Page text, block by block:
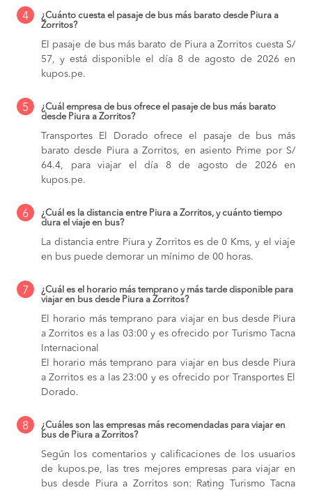
4
¿Cuánto cuesta el pasaje de bus más barato desde Piura a
Zorritos?
El pasaje de bus más barato de Piura a Zorritos cuesta S/
57, y está disponible el día 8 de agosto de 2026 en
kupos.pe.
5
¿Cuál empresa de bus ofrece el pasaje de bus más barato
desde Piura a Zorritos?
Transportes El Dorado ofrece el pasaje de bus más
barato desde Piura a Zorritos, en asiento Prime por S/
64.4, para viajar el día 8 de agosto de 2026 en
kupos.pe.
6
¿Cuál es la distancia entre Piura a Zorritos, y cuánto tiempo
dura el viaje en bus?
La distancia entre Piura y Zorritos es de 0 Kms, y el viaje
en bus puede demorar un mínimo de 00 horas.
7
¿Cuál es el horario más temprano y más tarde disponible para
viajar en bus desde Piura a Zorritos?
El horario más temprano para viajar en bus desde Piura
a Zorritos es a las 03:00 y es ofrecido por Turismo Tacna
Internacional
El horario más temprano para viajar en bus desde Piura
a Zorritos es a las 23:00 y es ofrecido por Transportes El
Dorado.
8
¿Cuáles son las empresas más recomendadas para viajar en
bus de Piura a Zorritos?
Según los comentarios y calificaciones de los usuarios
de kupos.pe, las tres mejores empresas para viajar en
bus desde Piura a Zorritos son: Rating Turismo Tacna